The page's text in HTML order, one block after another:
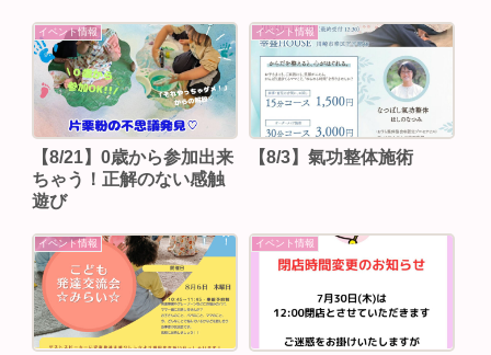
イベント情報
【8/21】0歳から参加出来
ちゃう！正解のない感触
遊び
イベント情報
【8/3】⁡氣功整体施術
イベント情報 イベント情報